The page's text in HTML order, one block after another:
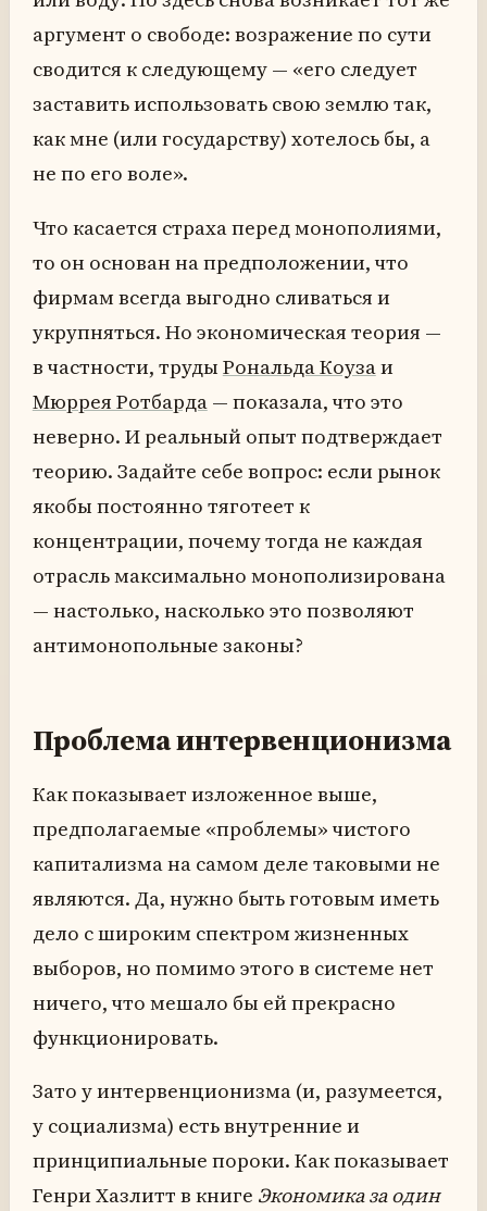
аргумент о свободе: возражение по сути
сводится к следующему — «его следует
заставить использовать свою землю так,
как мне (или государству) хотелось бы, а
не по его воле».
Что касается страха перед монополиями,
то он основан на предположении, что
фирмам всегда выгодно сливаться и
укрупняться. Но экономическая теория —
в частности, труды Рональда Коузаи
Мюррея Ротбарда— показала, что это
неверно. И реальный опыт подтверждает
теорию. Задайте себе вопрос: если рынок
якобы постоянно тяготеет к
концентрации, почему тогда не каждая
отрасль максимально монополизирована
— настолько, насколько это позволяют
антимонопольные законы?
Проблема интервенционизма
Как показывает изложенное выше,
предполагаемые «проблемы» чистого
капитализма на самом деле таковыми не
являются. Да, нужно быть готовым иметь
дело с широким спектром жизненных
выборов, но помимо этого в системе нет
ничего, что мешало бы ей прекрасно
функционировать.
Зато у интервенционизма (и, разумеется,
у социализма) есть внутренние и
принципиальные пороки. Как показывает
Генри Хазлитт в книге Экономика за один